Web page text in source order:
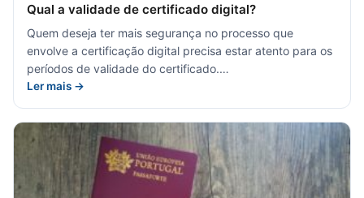
Qual a validade de certificado digital?
Quem deseja ter mais segurança no processo que
envolve a certificação digital precisa estar atento para os
períodos de validade do certificado.…
Ler mais →